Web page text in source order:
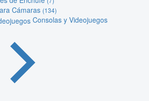
Cámaras (134)
Consolas y Videojuegos